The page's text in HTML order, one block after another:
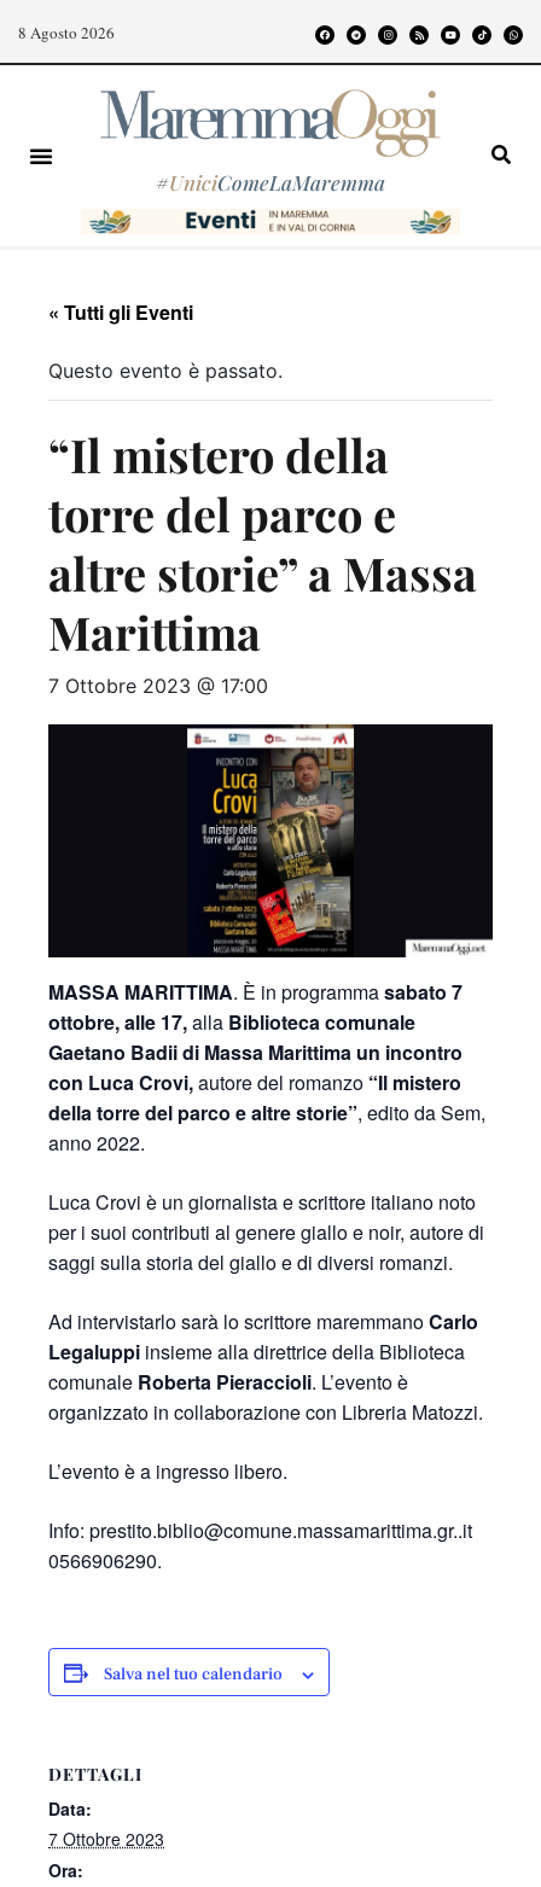
8 Agosto 2026
#UniciComeLaMaremma
« Tutti gli Eventi
Questo evento è passato.
“Il mistero della
torre del parco e
altre storie” a Massa
Marittima
7 Ottobre 2023 @ 17:00
MASSA MARITTIMA. È in programmasabato 7
ottobre, alle 17,alla Biblioteca comunale
Gaetano Badii di Massa Marittima un incontro
con Luca Crovi,autore del romanzo “Il mistero
della torre del parco e altre storie”, edito da Sem,
anno 2022.
Luca Crovi è un giornalista e scrittore italiano noto
per i suoi contributi al genere giallo e noir, autore di
saggi sulla storia del giallo e di diversi romanzi.
Ad intervistarlo sarà lo scrittore maremmanoCarlo
Legaluppi insieme alla direttrice della Biblioteca
comunale Roberta Pieraccioli. L’evento è
organizzato in collaborazione con Libreria Matozzi.
L’evento è a ingresso libero.
Info: prestito.biblio@comune.massamarittima.gr..it
0566906290.
Salva nel tuo calendario
DETTAGLI
Data:
7 Ottobre 2023
Ora: